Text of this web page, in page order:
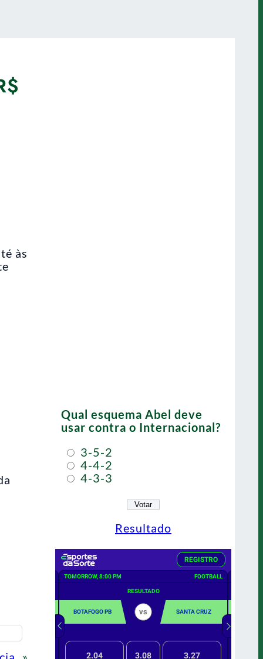
às
Qual esquema Abel deve
usar contra o Internacional?
3-5-2
4-4-2
4-3-3
Resultado